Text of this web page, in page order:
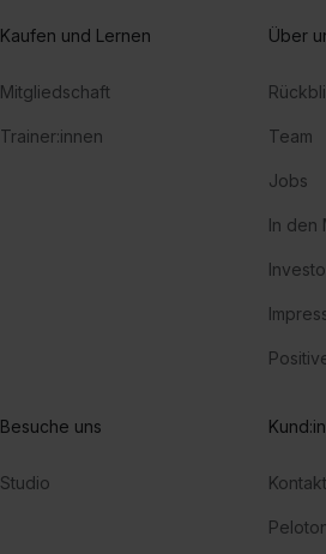
Kaufen und Lernen
Mitgliedschaft
Trainer:innen
Über
Team
Jobs
In den
Besuche uns
Studio